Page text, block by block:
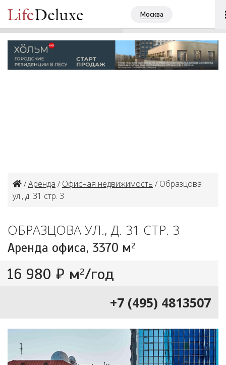
Москва
/Аренда / Офисная недвижимость / Образцова
ул., д. 31 стр. 3
ОБРАЗЦОВА УЛ., Д. 31 СТР. 3
Аренда офиса, 3370 м2
16 980 ₽ м2/год
+7 (495) 4813507
Образцова ул., д. 31 стр. 3
+7 (495) 4813507 ПОЗВОНИТЬ